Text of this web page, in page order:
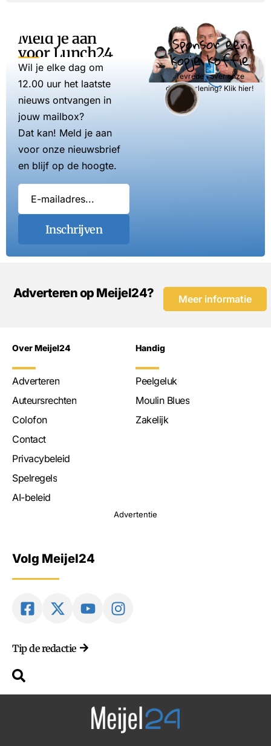
Meld je aan
voor Lunch24
Wil je elke dag om
12.00 uur het laatste
nieuws ontvangen in
jouw mailbox?
Dat kan! Meld je aan
voor onze nieuwsbrief
en blijf op de hoogte.
Inschrijven
Sponsor een
kopje koffie
Tevreden over onze
dienstverlening? Klik hier!
Adverteren op Meijel24? Meer informatie
Over Meijel24
Adverteren
Auteursrechten
Colofon
Contact
Privacybeleid
Spelregels
AI-beleid
Handig
Peelgeluk
Moulin Blues
Zakelijk
Advertentie
Volg Meijel24
Tip de redactie